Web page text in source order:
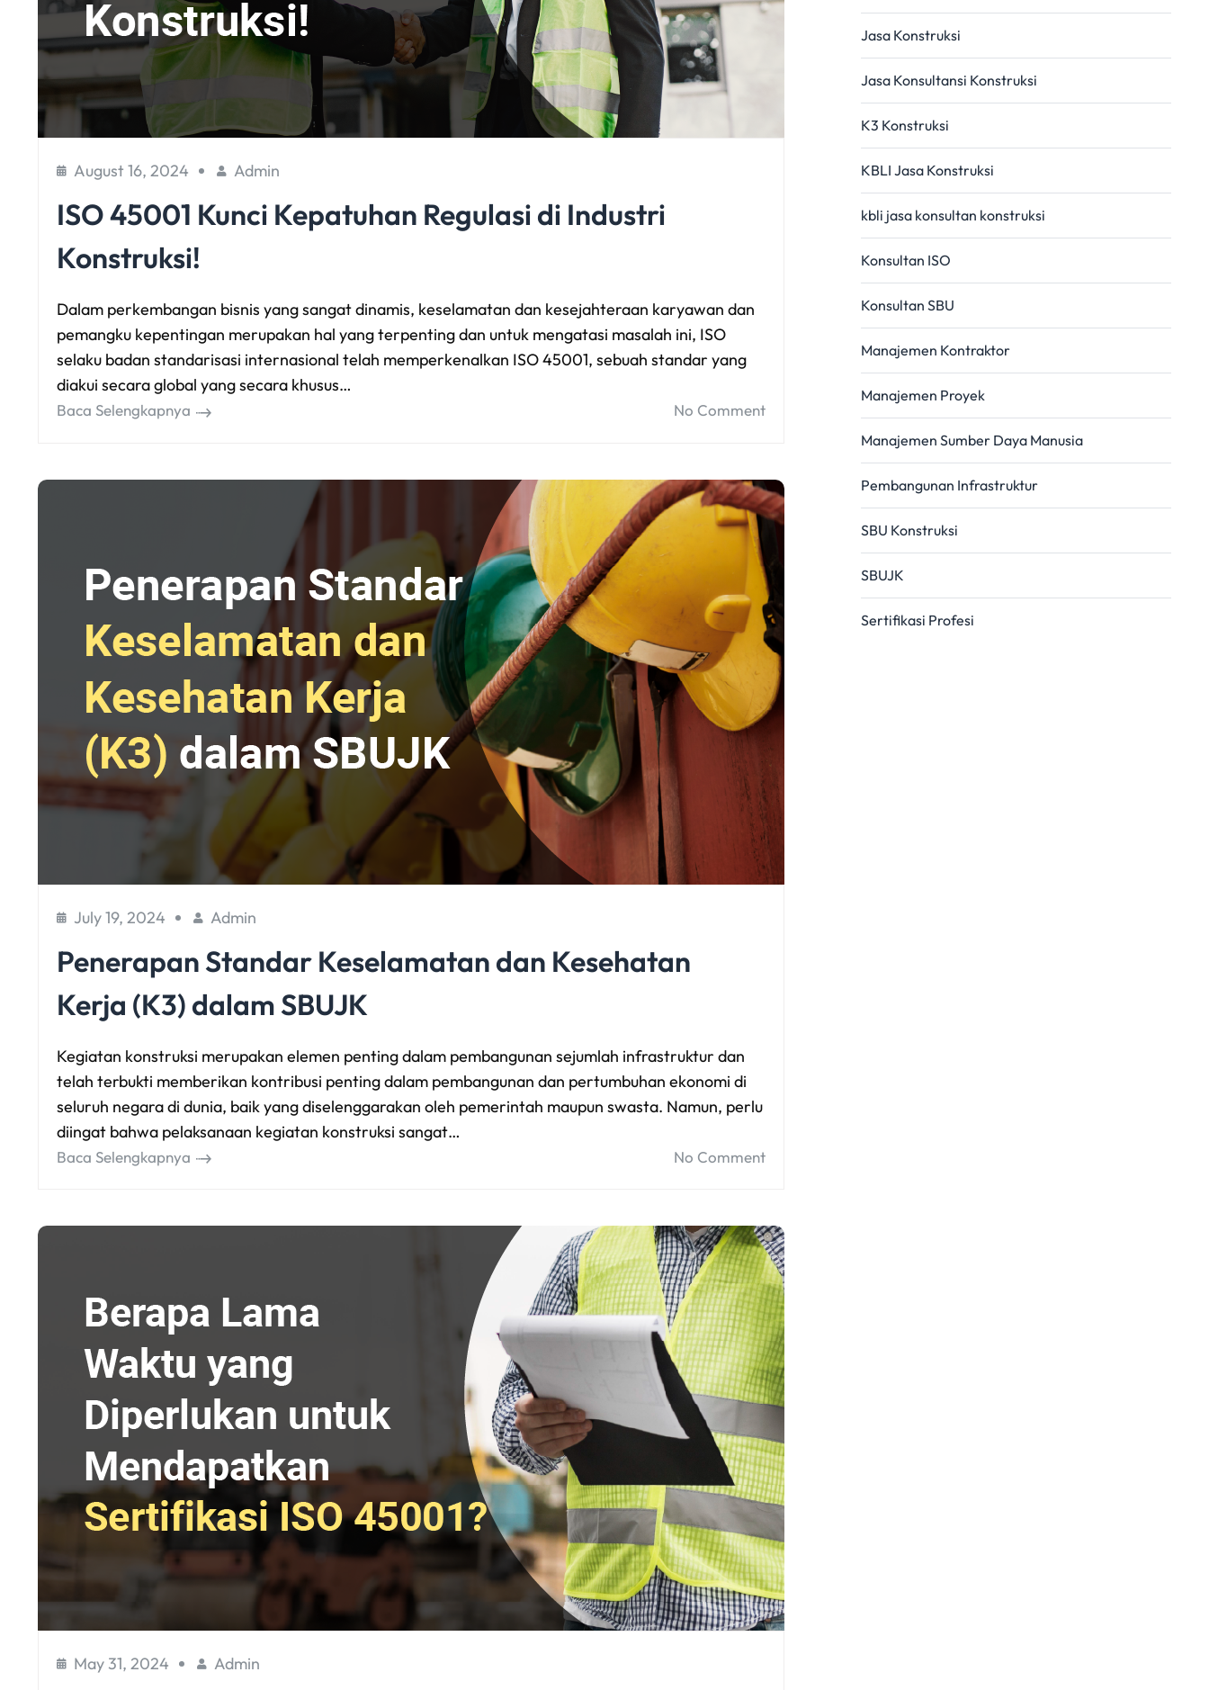
August 16, 2024 Admin
ISO 45001 Kunci Kepatuhan Regulasi di Industri
Konstruksi!
Dalam perkembangan bisnis yang sangat dinamis, keselamatan dan kesejahteraan karyawan dan
pemangku kepentingan merupakan hal yang terpenting dan untuk mengatasi masalah ini, ISO
selaku badan standarisasi internasional telah memperkenalkan ISO 45001, sebuah standar yang
diakui secara global yang secara khusus…
Baca Selengkapnya No Comment
July 19, 2024 Admin
Penerapan Standar Keselamatan dan Kesehatan
Kerja (K3) dalam SBUJK
Kegiatan konstruksi merupakan elemen penting dalam pembangunan sejumlah infrastruktur dan
telah terbukti memberikan kontribusi penting dalam pembangunan dan pertumbuhan ekonomi di
seluruh negara di dunia, baik yang diselenggarakan oleh pemerintah maupun swasta. Namun, perlu
diingat bahwa pelaksanaan kegiatan konstruksi sangat…
Baca Selengkapnya No Comment
May 31, 2024 Admin
Jasa Konstruksi
Jasa Konsultansi Konstruksi
K3 Konstruksi
KBLI Jasa Konstruksi
kbli jasa konsultan konstruksi
Konsultan ISO
Konsultan SBU
Manajemen Kontraktor
Manajemen Proyek
Manajemen Sumber Daya Manusia
Pembangunan Infrastruktur
SBU Konstruksi
SBUJK
Sertifikasi Profesi